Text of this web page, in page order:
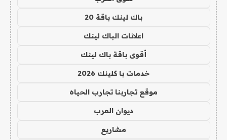
باك لينك باقة 20
اعلانات الباك لينك
أقوى باقة باك لينك
خدمات با كلينك 2026
موقع تجاربنا تجارب الحياه
ديوان العرب
مشاريع